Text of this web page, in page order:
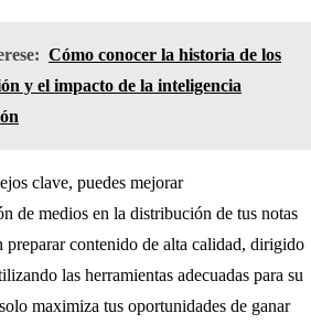
Cómo conocer la historia de los
y el impacto de la inteligencia
clave, puedes mejorar
de medios en la distribución de tus notas
preparar contenido de alta calidad, dirigido
las herramientas adecuadas para su
maximiza tus oportunidades de ganar